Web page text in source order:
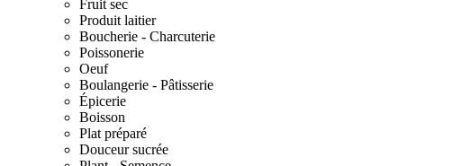
Fruit sec
Produit laitier
Boucherie - Charcuterie
Poissonerie
Oeuf
Boulangerie - Pâtisserie
Épicerie
Boisson
Plat préparé
Douceur sucrée